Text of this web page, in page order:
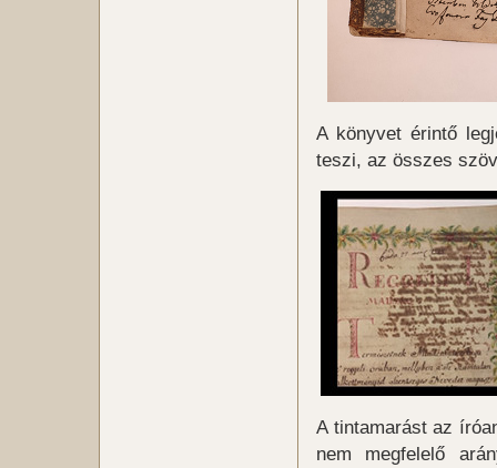
A könyvet érintő
teszi, az összes
A tintamarást az
nem megfelelő